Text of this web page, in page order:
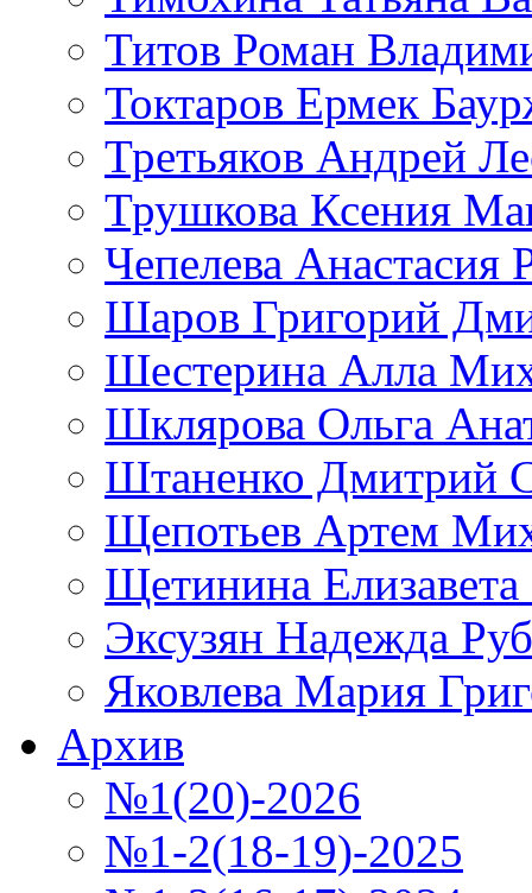
Титов Роман
Токтаров Ермек
Третьяков Андрей
Трушкова Ксения
Чепелева Анастасия
Шаров Григорий
Шестерина Алла
Шклярова Ольга
Штаненко Дмитрий
Щепотьев Артем
Щетинина Елизавета
Эксузян Надежда
Яковлева Мария
Архив
№1(20)-2026
№1-2(18-19)-2025